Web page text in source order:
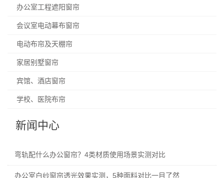
办公室工程遮阳窗帘
会议室电动幕布窗帘
电动布帘及天棚帘
家居别墅窗帘
宾馆、酒店窗帘
学校、医院布帘
新闻中心
弯轨配什么办公窗帘？4类材质使用场景实测对比
办公室白纱窗帘透光效果实测，5种面料对比一目了然